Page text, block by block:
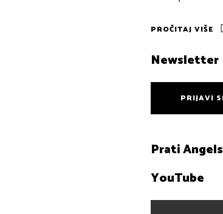
PROČITAJ VIŠE
Newsletter
PRIJAVI
Prati
YouTube